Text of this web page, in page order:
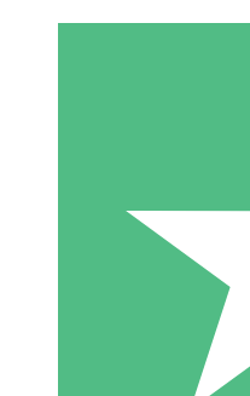
Individuele
Betaal per gebruik met